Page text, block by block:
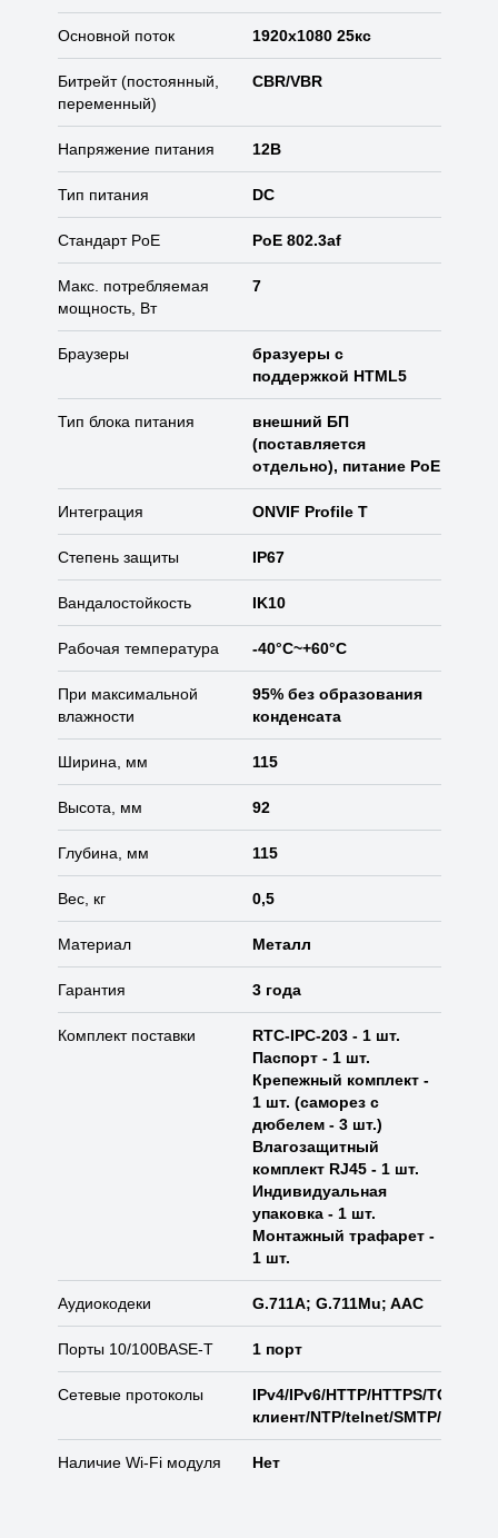
Основной поток 1920x1080 25кс
Битрейт (постоянный,
переменный)
CBR/VBR
Напряжение питания 12В
Тип питания DC
Стандарт PoE PoE 802.3af
Макс. потребляемая
мощность, Вт
7
Браузеры
бразуеры с
поддержкой HTML5
Тип блока питания
внешний БП
(поставляется
отдельно), питание PoE
Интеграция ONVIF Profile T
Степень защиты IP67
Вандалостойкость IK10
Рабочая температура -40°C~+60°C
При максимальной
влажности
95% без образования
конденсата
Ширина, мм 115
Высота, мм 92
Глубина, мм 115
Вес, кг 0,5
Материал Металл
Гарантия 3 года
Комплект поставки
RTC-IPC-203 - 1 шт.
Паспорт - 1 шт.
Крепежный комплект -
1 шт. (саморез с
дюбелем - 3 шт.)
Влагозащитный
комплект RJ45 - 1 шт.
Индивидуальная
упаковка - 1 шт.
Монтажный трафарет -
1 шт.
Аудиокодеки G.711A; G.711Mu; AAC
Порты 10/100BASE-T 1 порт
Сетевые протоколы
IPv4/IPv6/HTTP/HTTPS/TCP/
клиент/NTP/telnet/SMTP/FTP/
Наличие Wi-Fi модуля Нет